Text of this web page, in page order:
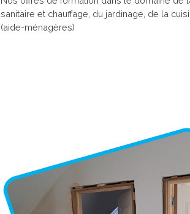
sanitaire et chauffage, du jardinage, de la
(aide-ménagères)